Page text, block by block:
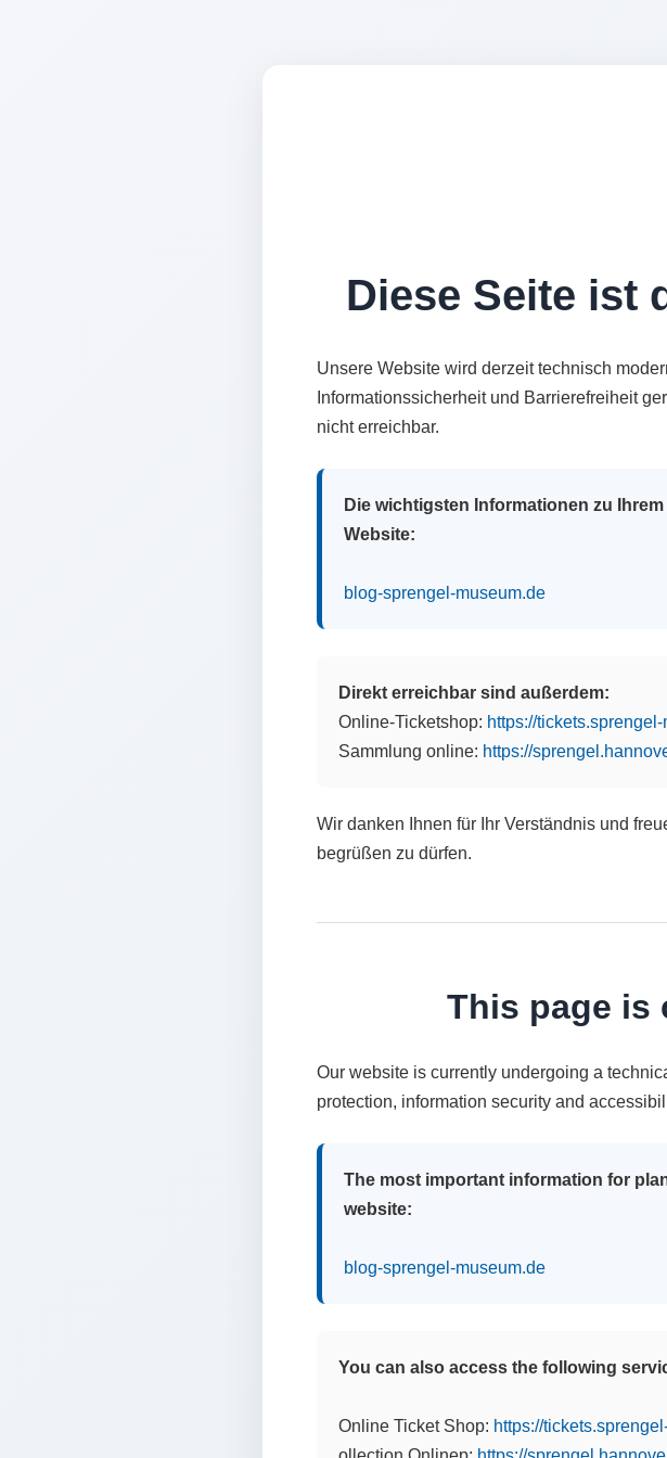
Diese Seite ist
Unsere Website wird derzeit technisch
Informationssicherheit und Barrierefreiheit
nicht erreichbar.
Die wichtigsten Informationen zu
Website:
blog-sprengel-museum.de
Direkt erreichbar sind außerdem:
Online-Ticketshop: https://
Sammlung online: https://
Wir danken Ihnen für Ihr Verständnis und
begrüßen zu dürfen.
This page is
Our website is currently undergoing a
protection, information security and
The most important information for
website:
blog-sprengel-museum.de
You can also access the following
Online Ticket Shop: https://